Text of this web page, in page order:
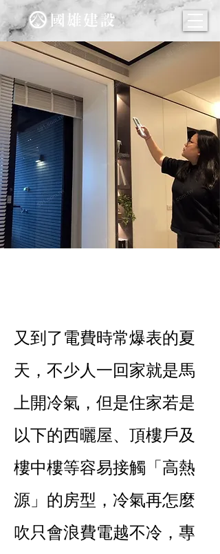
又到了電費時常爆表的夏
天，不少人一回家就是馬
上開冷氣，但是住家若是
以下的西曬屋、頂樓戶及
樓中樓等容易接觸「高熱
源」的房型，冷氣再怎麼
吹只會浪費電越不冷，專